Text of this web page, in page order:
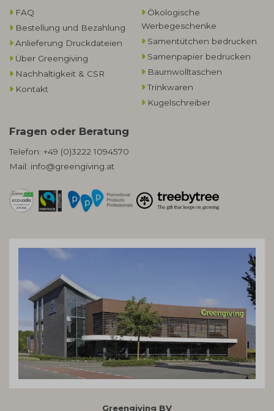
FAQ
Bestellung und Bezahlung
Anlieferung Druckdateien
Über Greengiving
Nachhaltigkeit & CSR
Kontakt
Ökologische
Werbegeschenke​
Samentütchen bedrucken
Samenpapier bedrucken
Baumwolltaschen​
Trinkwaren
Kugelschreiber
Fragen oder Beratung
Telefon: +49 (0)3222 1094570
Mail: info@greengiving.at
Greengiving BV